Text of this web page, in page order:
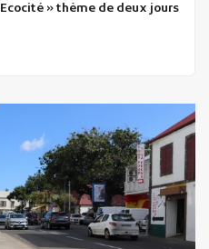
» thème de deux jours